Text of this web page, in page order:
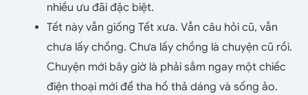
nhiều ưu đãi đặc biệt.
Tết này vẫn giống Tết xưa. Vẫn câu hỏi cũ, vẫn
chưa lấy chồng. Chưa lấy chồng là chuyện cũ rồi.
Chuyện mới bây giờ là phải sắm ngay một chiếc
điện thoại mới để tha hồ thả dáng và sống ảo.